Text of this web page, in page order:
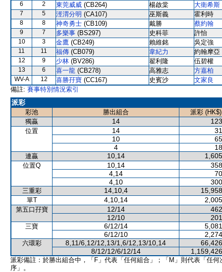
6 2 東莞威威 (CB264) 楊啟棠 大衛希斯
7 5 涇渭分明 (CA107) 巫斯義 霍利時
8 8 神奇勇士 (CB109) 戴勝 蔡約翰
9 7 多樂事 (BS297) 史科菲 許怡
10 3 金鷹 (CB249) 賴維銘 吳定強
11 11 福傳 (CB079) 韋紀力 約翰摩亞
12 9 少林 (BV286) 翟利隆 伍碧權
13 6 喜一龍 (CB278) 高雅志 方嘉柏
WV-A 12 喜勝孖寶 (CC167) 史賓沙
文家良
備註: 賽事特別情況索引
派彩
彩池 勝出組合
派彩 (HK$)
獨贏
14
位置 14
10
4
連贏 10,14
位置Q 10,14
4,14
4,10
三重彩 14,10,4
單T 4,10,14
第五口孖寶 12/14
12/10
三寶 6/12/14
6/12/10
六環彩 8,11/6,12/12,13/1,6/12,13/10,14
8/12/12/6/12/14
派彩備註：於勝出組合中，「F」代表「任何組合」；「M」則代表「任何
序」。